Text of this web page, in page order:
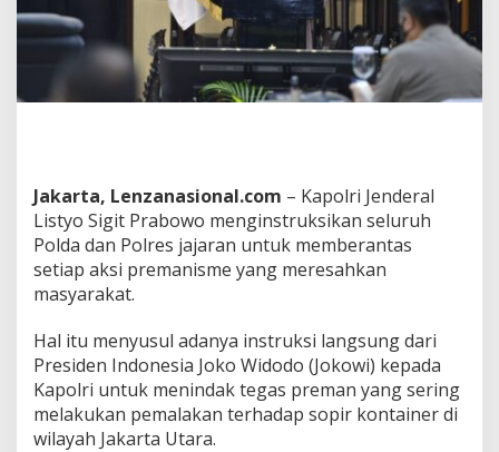
e
l
u
u
d
a
B
e
r
t
a
s
A
k
s
Jakarta, Lenzanasional.com – Kapolri Jenderal
Listyo Sigit Prabowo menginstruksikan seluruh
Polda dan Polres jajaran untuk memberantas
setiap aksi premanisme yang meresahkan
masyarakat.
Hal itu menyusul adanya instruksi langsung dari
Presiden Indonesia Joko Widodo (Jokowi) kepada
Kapolri untuk menindak tegas preman yang sering
melakukan pemalakan terhadap sopir kontainer di
wilayah Jakarta Utara.